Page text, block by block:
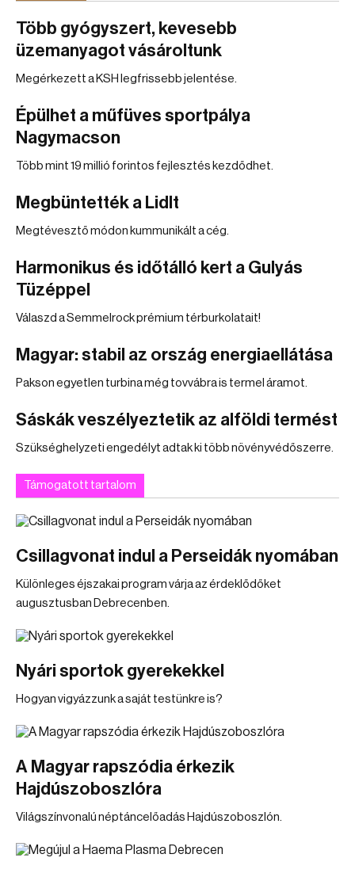
Több gyógyszert, kevesebb
üzemanyagot vásároltunk
Megérkezett a KSH legfrissebb jelentése.
Épülhet a műfüves sportpálya
Nagymacson
Több mint 19 millió forintos fejlesztés kezdődhet.
Megbüntették a Lidlt
Megtévesztő módon kummunikált a cég.
Harmonikus és időtálló kert a Gulyás
Tüzéppel
Válaszd a Semmelrock prémium térburkolatait!
Magyar: stabil az ország energiaellátása
Pakson egyetlen turbina még tovvábra is termel áramot.
Sáskák veszélyeztetik az alföldi termést
Szükséghelyzeti engedélyt adtak ki több növényvédőszerre.
Támogatott tartalom
Csillagvonat indul a Perseidák nyomában
Különleges éjszakai program várja az érdeklődőket
augusztusban Debrecenben.
Nyári sportok gyerekekkel
Hogyan vigyázzunk a saját testünkre is?
A Magyar rapszódia érkezik
Hajdúszoboszlóra
Világszínvonalú néptáncelőadás Hajdúszoboszlón.